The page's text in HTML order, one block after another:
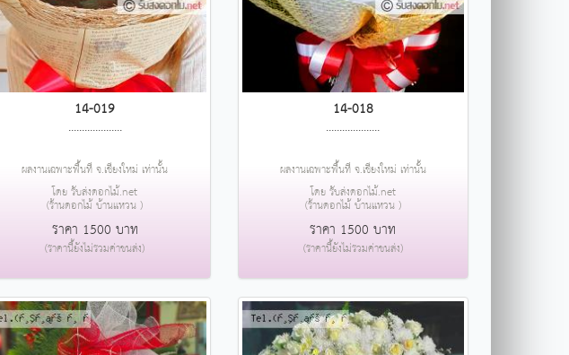
14-019
....................
ผลงานเฉพาะพื้นที่ จ.เชียงใหม่ เท่านั้น
โดย รับส่งดอกไม้.net
(ร้านดอกไม้ บ้านแหวน )
ราคา 1500 บาท
(ราคานี้ยังไม่รวมค่าขนส่ง)
14-018
....................
ผลงานเฉพาะพื้นที่ จ.เชียงใหม่ เท่านั้น
โดย รับส่งดอกไม้.net
(ร้านดอกไม้ บ้านแหวน )
ราคา 1500 บาท
(ราคานี้ยังไม่รวมค่าขนส่ง)